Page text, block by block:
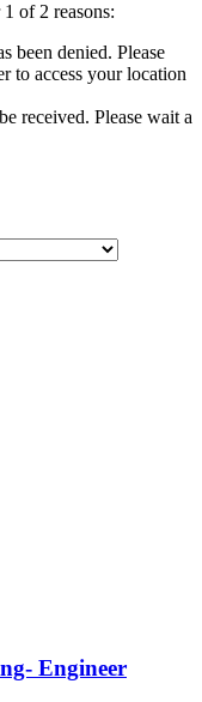
of 2 reasons:
been denied. Please
to access your location
received. Please wait a
Engineer